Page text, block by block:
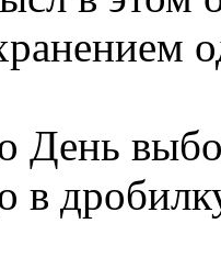
День
в